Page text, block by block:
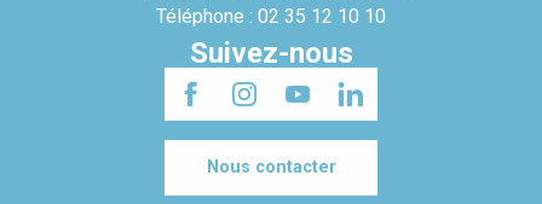
Téléphone : 02 35 12 10 10
Suivez-nous
Nous contacter